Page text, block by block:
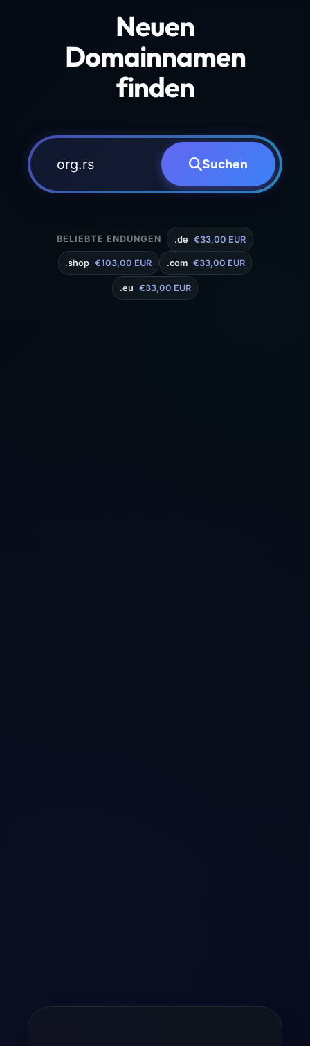
Neuen
Domainnamen
finden
Suchen
BELIEBTE ENDUNGEN .de €33,00 EUR
.shop €103,00 EUR .com €33,00 EUR
.eu €33,00 EUR